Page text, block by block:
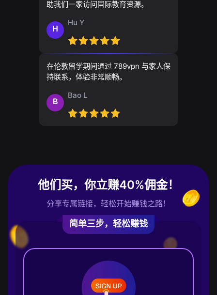
助我们一家访问国际教育资源。
H
Hu Y
在伦敦留学期间通过 789vpn 与家人保
持联系，体验非常顺畅。
B
Bao L
他们买，你立赚40%佣金！
分享专属链接，轻松开始赚钱之路！
简单三步，轻松赚钱